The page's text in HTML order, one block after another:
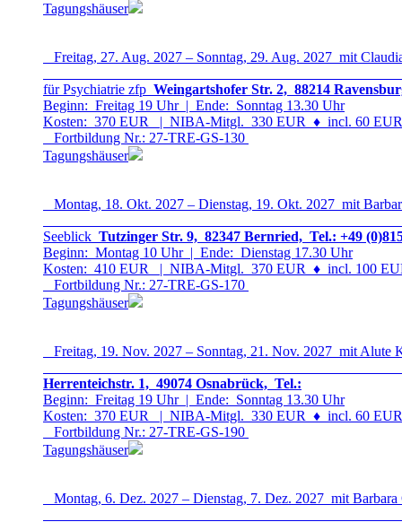
Tagungshäuser
Freitag, 27. Aug. 2027 – Sonntag, 29. Aug. 2027 mit
für Psychiatrie zfp Weingartshofer Str. 2, 88214
Beginn: Freitag 19 Uhr | Ende: Sonntag 13.30 Uhr
Kosten: 370 EUR | NIBA-Mitgl. 330 EUR ♦ incl. 60
Fortbildung Nr.: 27-TRE-GS-130
Tagungshäuser
Montag, 18. Okt. 2027 – Dienstag, 19. Okt. 2027 mit
Seeblick Tutzinger Str. 9, 82347 Bernried, Tel.: +49
Beginn: Montag 10 Uhr | Ende: Dienstag 17.30 Uhr
Kosten: 410 EUR | NIBA-Mitgl. 370 EUR ♦ incl. 100
Fortbildung Nr.: 27-TRE-GS-170
Tagungshäuser
Freitag, 19. Nov. 2027 – Sonntag, 21. Nov. 2027 mit Alute
Herrenteichstr. 1, 49074 Osnabrück, Tel.:
Beginn: Freitag 19 Uhr | Ende: Sonntag 13.30 Uhr
Kosten: 370 EUR | NIBA-Mitgl. 330 EUR ♦ incl. 60
Fortbildung Nr.: 27-TRE-GS-190
Tagungshäuser
Montag, 6. Dez. 2027 – Dienstag, 7. Dez. 2027 mit Barbara